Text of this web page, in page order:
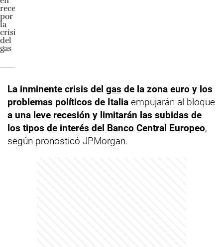
La inminente crisis del gas de la zona euro y los
problemas políticos de Italia empujarán al bloque
a una leve recesión y limitarán las subidas de
los tipos de interés del Banco Central Europeo,
según pronosticó JPMorgan.